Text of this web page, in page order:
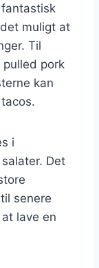
muligt at
Til
pork
kan
i
Det
senere
lave en